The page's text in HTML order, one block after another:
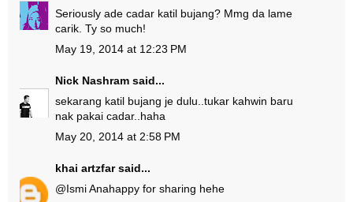
Seriously ade cadar katil bujang? Mmg da lame
carik. Ty so much!
May 19, 2014 at 12:23 PM
Nick Nashram said...
sekarang katil bujang je dulu..tukar kahwin baru
nak pakai cadar..haha
May 20, 2014 at 2:58 PM
khai artzfarsaid...
@Ismi Anahappy for sharing hehe